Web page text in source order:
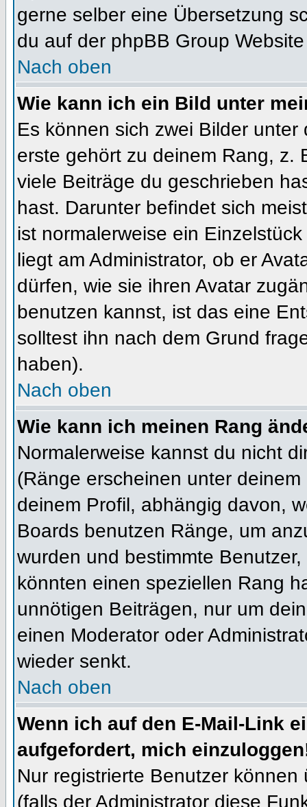
gerne selber eine Übersetzung
du auf der phpBB Group
Nach oben
Wie kann ich ein Bild unter
Es können sich zwei Bilder
erste gehört zu deinem Rang, z.
viele Beiträge du geschrieben
hast. Darunter befindet sich
ist normalerweise ein
liegt am Administrator, ob er
dürfen, wie sie ihren Avatar
benutzen kannst, ist das eine
solltest ihn nach dem Grund
haben).
Nach oben
Wie kann ich meinen Rang
Normalerweise kannst du nicht
(Ränge erscheinen unter
deinem Profil, abhängig davon,
Boards benutzen Ränge, um
wurden und bestimmte
könnten einen speziellen Rang
unnötigen Beiträgen, nur um
einen Moderator oder
wieder senkt.
Nach oben
Wenn ich auf den E-Mail-Link
aufgefordert, mich
Nur registrierte Benutzer
(falls der Administrator diese